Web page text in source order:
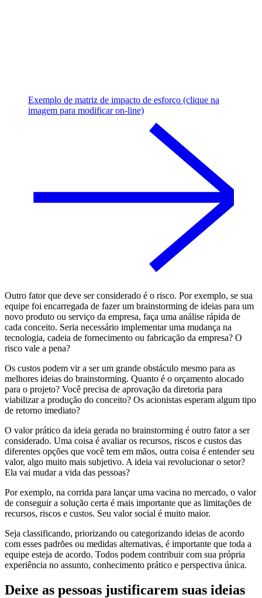
Exemplo de matriz de impacto de esforço (clique na
imagem para modificar on-line)
Outro fator que deve ser considerado é o risco. Por exemplo, se sua
equipe foi encarregada de fazer um brainstorming de ideias para um
novo produto ou serviço da empresa, faça uma análise rápida de
cada conceito. Seria necessário implementar uma mudança na
tecnologia, cadeia de fornecimento ou fabricação da empresa? O
risco vale a pena?
Os custos podem vir a ser um grande obstáculo mesmo para as
melhores ideias do brainstorming. Quanto é o orçamento alocado
para o projeto? Você precisa de aprovação da diretoria para
viabilizar a produção do conceito? Os acionistas esperam algum tipo
de retorno imediato?
O valor prático da ideia gerada no brainstorming é outro fator a ser
considerado. Uma coisa é avaliar os recursos, riscos e custos das
diferentes opções que você tem em mãos, outra coisa é entender seu
valor, algo muito mais subjetivo. A ideia vai revolucionar o setor?
Ela vai mudar a vida das pessoas?
Por exemplo, na corrida para lançar uma vacina no mercado, o valor
de conseguir a solução certa é mais importante que as limitações de
recursos, riscos e custos. Seu valor social é muito maior.
Seja classificando, priorizando ou categorizando ideias de acordo
com esses padrões ou medidas alternativas, é importante que toda a
equipe esteja de acordo. Todos podem contribuir com sua própria
experiência no assunto, conhecimento prático e perspectiva única.
Deixe as pessoas justificarem suas ideias